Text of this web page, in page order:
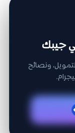
جيبك
ونصائح